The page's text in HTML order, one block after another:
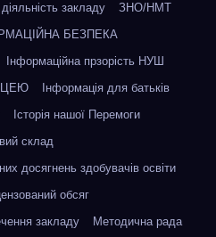
закладу
ЗНО/НМТ
БЕЗПЕКА
Інформаційна прзорість НУШ
Інформація для батьків
Історія нашої Перемоги
склад
досягнень здобувачів освіти
обсяг
закладу
Методична рада